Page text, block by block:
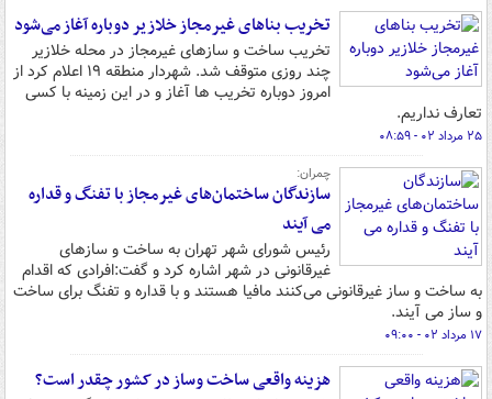
تخریب بناهای غیرمجاز خلازیر دوباره آغاز می‌شود
تخریب ساخت و سازهای غیرمجاز در محله خلازیر
چند روزی متوقف شد. شهردار منطقه ۱۹ اعلام کرد از
امروز دوباره تخریب ها آغاز و در این زمینه با کسی
تعارف نداریم.
۲۵ مرداد ۰۲ - ۰۸:۵۹
چمران:
سازندگان ساختمان‌های غیرمجاز با تفنگ و قداره
می آیند
رئیس شورای شهر تهران به ساخت و سازهای
غیرقانونی در شهر اشاره کرد و گفت:افرادی که اقدام
به ساخت و ساز غیرقانونی می‌کنند مافیا هستند و با قداره و تفنگ برای ساخت
و ساز می آیند.
۱۷ مرداد ۰۲ - ۰۹:۰۰
هزینه واقعی ساخت وساز در کشور چقدر است؟